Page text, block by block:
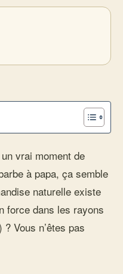
vrai moment de
à papa, ça semble
naturelle existe
force dans les rayons
Vous n’êtes pas